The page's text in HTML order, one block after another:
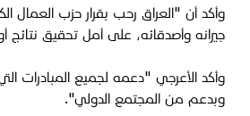
وأكد أن "العراق رحب بقرار حزب
جيرانه وأصدقائه، على أمل تحقيق نتائج
وأكد الأعرجي "دعمه لجميع المبادرات
وبدعم من المجتمع الدولي".